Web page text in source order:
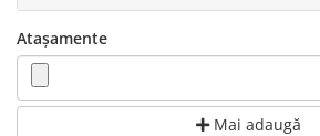
Atașamente
Mai adaugă